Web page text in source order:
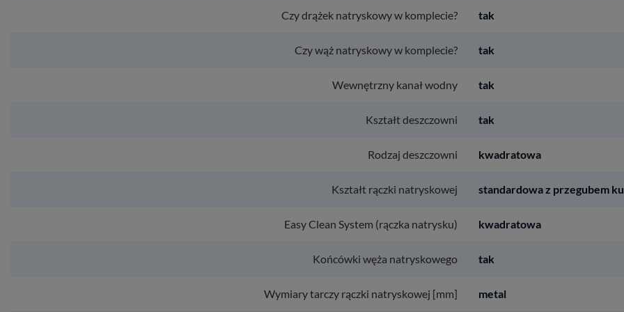
Czy drążek natryskowy w komplecie? tak
Czy wąż natryskowy w komplecie? tak
Wewnętrzny kanał wodny tak
Kształt deszczowni tak
Rodzaj deszczowni kwadratowa
Kształt rączki natryskowej standardowa z przegubem
Easy Clean System (rączka natrysku) kwadratowa
Końcówki węża natryskowego tak
Wymiary tarczy rączki natryskowej [mm] metal